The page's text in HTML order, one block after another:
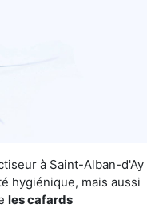
à Saint-Alban-d'Ay
hygiénique, mais aussi
les cafards